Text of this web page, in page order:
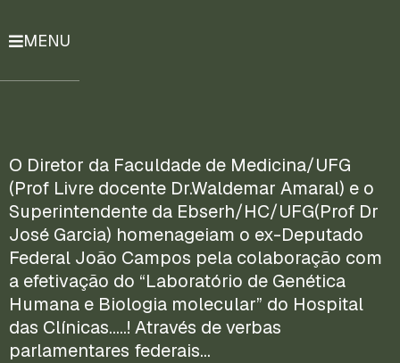
Currículo
Lattes
Mais
ENTRE
EM
CONTATO
MENU
O Diretor da Faculdade de Medicina/UFG
(Prof Livre docente Dr.Waldemar Amaral) e o
Superintendente da Ebserh/HC/UFG(Prof Dr
José Garcia) homenageiam o ex-Deputado
Federal João Campos pela colaboração com
a efetivação do “Laboratório de Genética
Humana e Biologia molecular” do Hospital
das Clínicas…..! Através de verbas
parlamentares federais…